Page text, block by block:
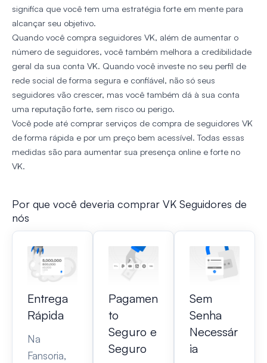
significa que você tem uma estratégia forte em mente para
alcançar seu objetivo.
Quando você compra seguidores VK, além de aumentar o
número de seguidores, você também melhora a credibilidade
geral da sua conta VK. Quando você investe no seu perfil de
rede social de forma segura e confiável, não só seus
seguidores vão crescer, mas você também dá à sua conta
uma reputação forte, sem risco ou perigo.
Você pode até comprar serviços de compra de seguidores VK
de forma rápida e por um preço bem acessível. Todas essas
medidas são para aumentar sua presença online e forte no
VK.
Por que você deveria comprar VK Seguidores de
nós
Entrega
Rápida
Na
Fansoria,
Pagamen
to
Seguro e
Seguro
Sem
Senha
Necessár
ia